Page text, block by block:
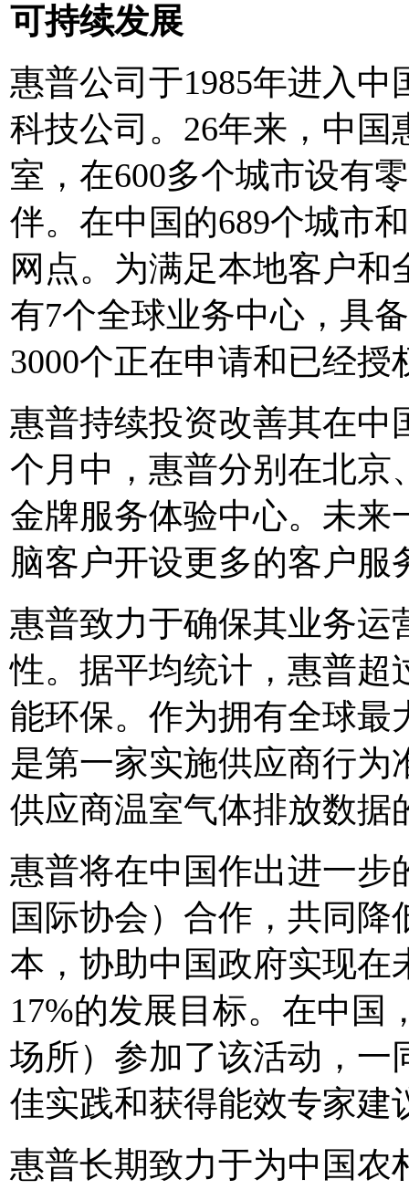
可持续发展
惠普公司于1985年进入
科技公司。26年来，中
室，在600多个城市设有
伴。在中国的689个城市
网点。为满足本地客户
有7个全球业务中心，具
3000个正在申请和已经授
惠普持续投资改善其在中
个月中，惠普分别在北京
金牌服务体验中心。未来
脑客户开设更多的客户服
惠普致力于确保其业务运
性。据平均统计，惠普超
能环保。作为拥有全球
是第一家实施供应商行
供应商温室气体排放数据
惠普将在中国作出进一步
国际协会）合作，共同
本，协助中国政府实现在
17%的发展目标。在中国
场所）参加了该活动，一
佳实践和获得能效专家建
惠普长期致力于为中国农